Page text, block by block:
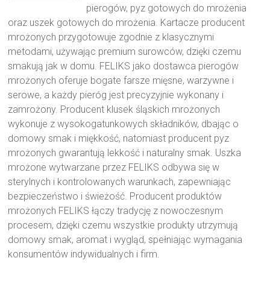
pierogów, pyz gotowych do mrożenia
oraz uszek gotowych do mrożenia. Kartacze producent
mrożonych przygotowuje zgodnie z klasycznymi
metodami, używając premium surowców, dzięki czemu
smakują jak w domu. FELIKS jako dostawca pierogów
mrożonych oferuje bogate farsze mięsne, warzywne i
serowe, a każdy pieróg jest precyzyjnie wykonany i
zamrożony. Producent klusek śląskich mrożonych
wykonuje z wysokogatunkowych składników, dbając o
domowy smak i miękkość, natomiast producent pyz
mrożonych gwarantują lekkość i naturalny smak. Uszka
mrożone wytwarzane przez FELIKS odbywa się w
sterylnych i kontrolowanych warunkach, zapewniając
bezpieczeństwo i świeżość. Producent produktów
mrożonych FELIKS łączy tradycję z nowoczesnym
procesem, dzięki czemu wszystkie produkty utrzymują
domowy smak, aromat i wygląd, spełniając wymagania
konsumentów indywidualnych i firm.